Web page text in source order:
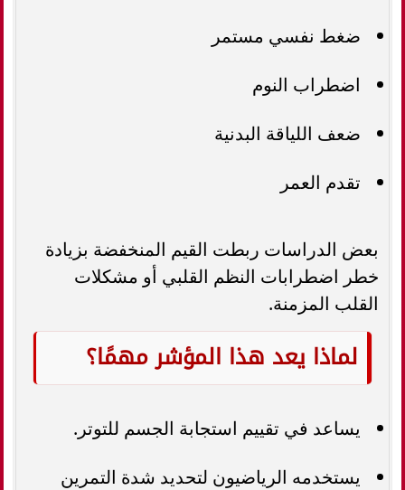
ضغط نفسي مستمر
اضطراب النوم
ضعف اللياقة البدنية
تقدم العمر
بعض الدراسات ربطت القيم المنخفضة بزيادة
خطر اضطرابات النظم القلبي أو مشكلات
القلب المزمنة.
لماذا يعد هذا المؤشر مهمًا؟
يساعد في تقييم استجابة الجسم للتوتر.
يستخدمه الرياضيون لتحديد شدة التمرين